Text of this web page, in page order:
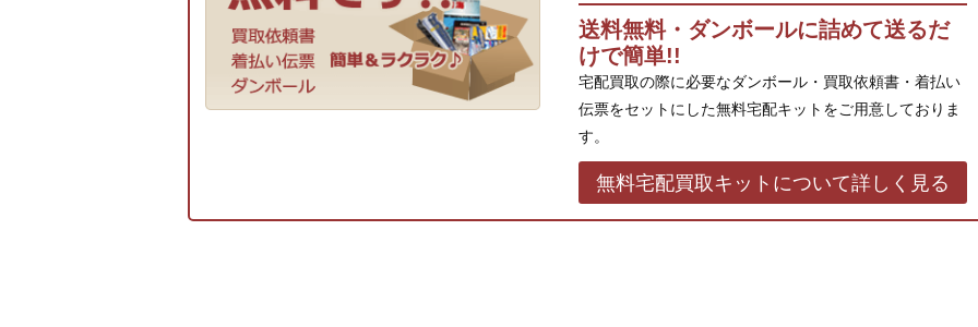
送料無料・ダンボールに詰めて送るだ
けで簡単!!
宅配買取の際に必要なダンボール・買取依頼書・着払い
伝票をセットにした無料宅配キットをご用意しておりま
す。
無料宅配買取キットについて詳しく見る